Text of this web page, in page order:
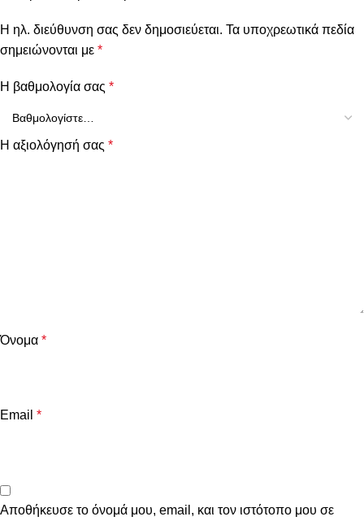
Η ηλ. διεύθυνση σας δεν δημοσιεύεται. Τα υποχρεωτικά πεδία
σημειώνονται με *
Η βαθμολογία σας *
Η αξιολόγησή σας *
Όνομα *
Email *
Αποθήκευσε το όνομά μου, email, και τον ιστότοπο μου σε